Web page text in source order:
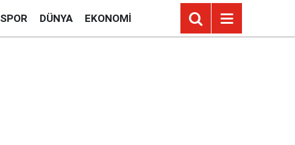
SPOR DÜNYA EKONOMI